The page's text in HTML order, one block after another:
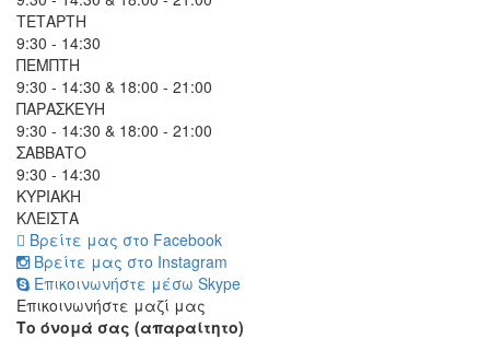
ΤΕΤΑΡΤΗ
9:30 - 14:30
ΠΕΜΠΤΗ
9:30 - 14:30 & 18:00 - 21:00
ΠΑΡΑΣΚΕΥΗ
9:30 - 14:30 & 18:00 - 21:00
ΣΑΒΒΑΤΟ
9:30 - 14:30
ΚΥΡΙΑΚΗ
ΚΛΕΙΣΤΑ
Βρείτε μας στο Facebook
Βρείτε μας στο Instagram
Επικοινωνήστε μέσω Skype
Επικοινωνήστε μαζί μας
Το όνομά σας (απαραίτητο)